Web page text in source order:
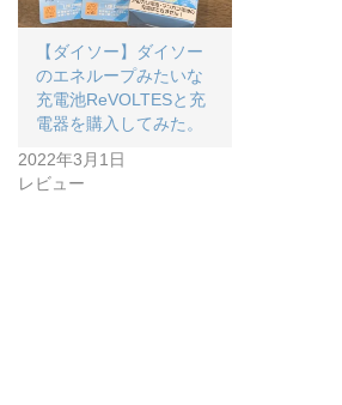
【ダイソー】ダイソー
のエネループみたいな
充電池ReVOLTESと充
電器を購入してみた。
2022年3月1日
レビュー